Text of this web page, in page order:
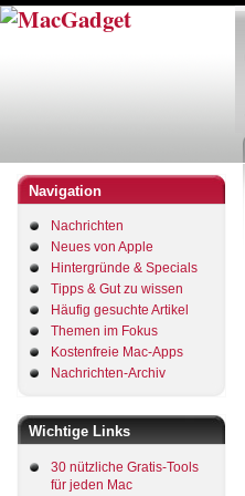
Navigation
Nachrichten
Neues von Apple
Hintergründe & Specials
Tipps & Gut zu wissen
Häufig gesuchte Artikel
Themen im Fokus
Kostenfreie Mac-Apps
Nachrichten-Archiv
Wichtige Links
30 nützliche Gratis-Tools
für jeden Mac